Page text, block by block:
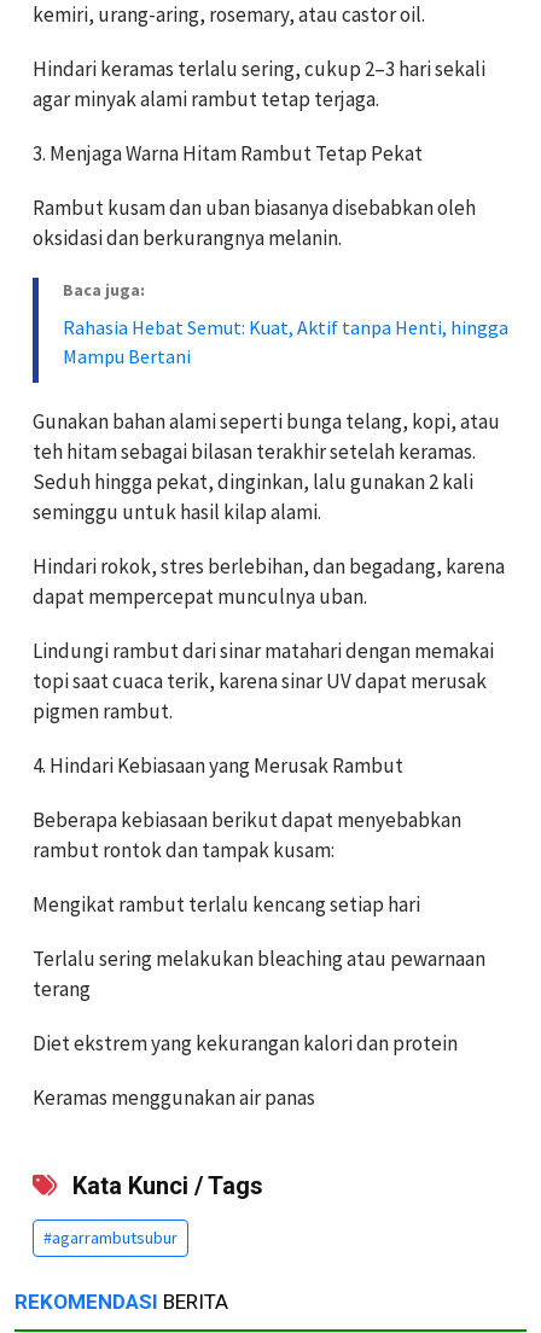
kemiri, urang-aring, rosemary, atau castor oil.
Hindari keramas terlalu sering, cukup 2–3 hari sekali
agar minyak alami rambut tetap terjaga.
3. Menjaga Warna Hitam Rambut Tetap Pekat
Rambut kusam dan uban biasanya disebabkan oleh
oksidasi dan berkurangnya melanin.
Baca juga:
Rahasia Hebat Semut: Kuat, Aktif tanpa Henti, hingga
Mampu Bertani
Gunakan bahan alami seperti bunga telang, kopi, atau
teh hitam sebagai bilasan terakhir setelah keramas.
Seduh hingga pekat, dinginkan, lalu gunakan 2 kali
seminggu untuk hasil kilap alami.
Hindari rokok, stres berlebihan, dan begadang, karena
dapat mempercepat munculnya uban.
Lindungi rambut dari sinar matahari dengan memakai
topi saat cuaca terik, karena sinar UV dapat merusak
pigmen rambut.
4. Hindari Kebiasaan yang Merusak Rambut
Beberapa kebiasaan berikut dapat menyebabkan
rambut rontok dan tampak kusam:
Mengikat rambut terlalu kencang setiap hari
Terlalu sering melakukan bleaching atau pewarnaan
terang
Diet ekstrem yang kekurangan kalori dan protein
Keramas menggunakan air panas
Kata Kunci / Tags
#agarrambutsubur
REKOMENDASI BERITA